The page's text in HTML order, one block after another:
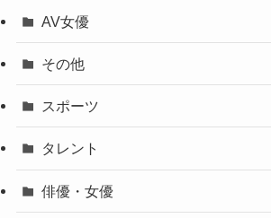
AV女優
その他
スポーツ
タレント
俳優・女優